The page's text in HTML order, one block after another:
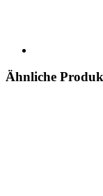
Ähnliche